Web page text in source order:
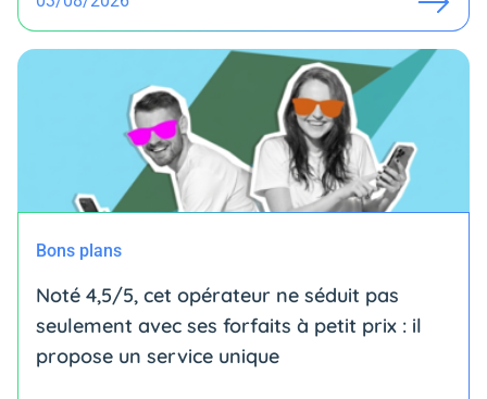
Bons plans
Noté 4,5/5, cet opérateur ne séduit pas
seulement avec ses forfaits à petit prix : il
propose un service unique